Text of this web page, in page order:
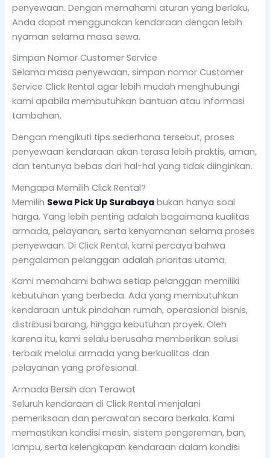
penyewaan. Dengan memahami aturan yang berlaku,
Anda dapat menggunakan kendaraan dengan lebih
nyaman selama masa sewa.
Simpan Nomor Customer Service
Selama masa penyewaan, simpan nomor Customer
Service Click Rental agar lebih mudah menghubungi
kami apabila membutuhkan bantuan atau informasi
tambahan.
Dengan mengikuti tips sederhana tersebut, proses
penyewaan kendaraan akan terasa lebih praktis, aman,
dan tentunya bebas dari hal-hal yang tidak diinginkan.
Mengapa Memilih Click Rental?
Memilih Sewa Pick Up Surabayabukan hanya soal
harga. Yang lebih penting adalah bagaimana kualitas
armada, pelayanan, serta kenyamanan selama proses
penyewaan. Di Click Rental, kami percaya bahwa
pengalaman pelanggan adalah prioritas utama.
Kami memahami bahwa setiap pelanggan memiliki
kebutuhan yang berbeda. Ada yang membutuhkan
kendaraan untuk pindahan rumah, operasional bisnis,
distribusi barang, hingga kebutuhan proyek. Oleh
karena itu, kami selalu berusaha memberikan solusi
terbaik melalui armada yang berkualitas dan
pelayanan yang profesional.
Armada Bersih dan Terawat
Seluruh kendaraan di Click Rental menjalani
pemeriksaan dan perawatan secara berkala. Kami
memastikan kondisi mesin, sistem pengereman, ban,
lampu, serta kelengkapan kendaraan dalam kondisi